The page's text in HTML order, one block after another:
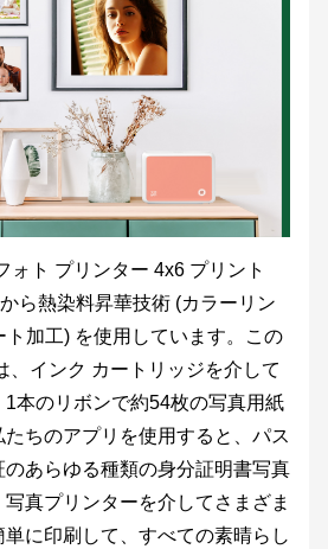
ォト プリンター 4x6 プリント
ら熱染料昇華技術 (カラーリン
ト加工) を使用しています。この
、インク カートリッジを介して
本のリボンで約54枚の写真用紙
ちのアプリを使用すると、パス
あらゆる種類の身分証明書写真
真プリンターを介してさまざま
に印刷して、すべての素晴らし